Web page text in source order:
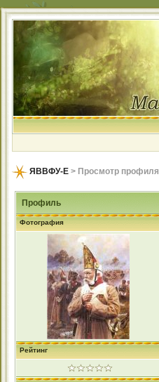
ЯВВФУ-Е > Просмотр профиля
Профиль
Фотография
Рейтинг